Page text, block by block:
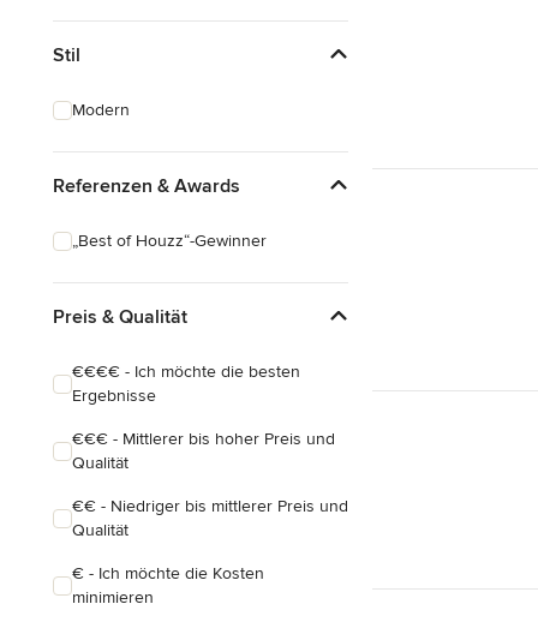
Garagenbau
Hauserweiterungen
Alle anzeigen
Stil
Modern
Referenzen & Awards
„Best of Houzz“-Gewinner
Preis & Qualität
€€€€ - Ich möchte die besten
Ergebnisse
€€€ - Mittlerer bis hoher Preis und
Qualität
€€ - Niedriger bis mittlerer Preis und
Qualität
€ - Ich möchte die Kosten
minimieren